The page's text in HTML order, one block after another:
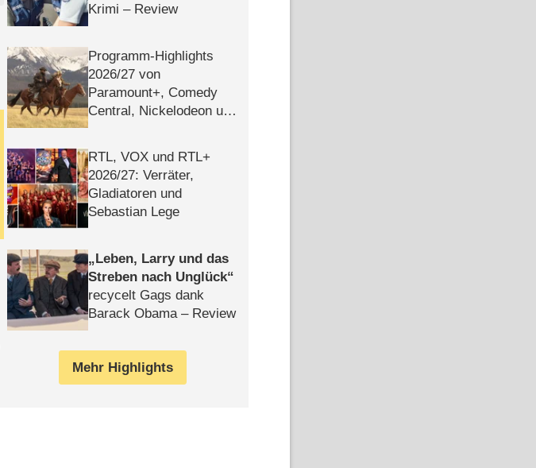
Krimi – Review
Programm-Highlights
2026/​27 von
Paramount+, Comedy
Central, Nickelodeon und
RTL, VOX und RTL+
2026/​27: Verräter,
Gladiatoren und
Sebastian Lege
Leben, Larry und das
Streben nach Unglück
recycelt Gags dank
Barack Obama – Review
Mehr Highlights